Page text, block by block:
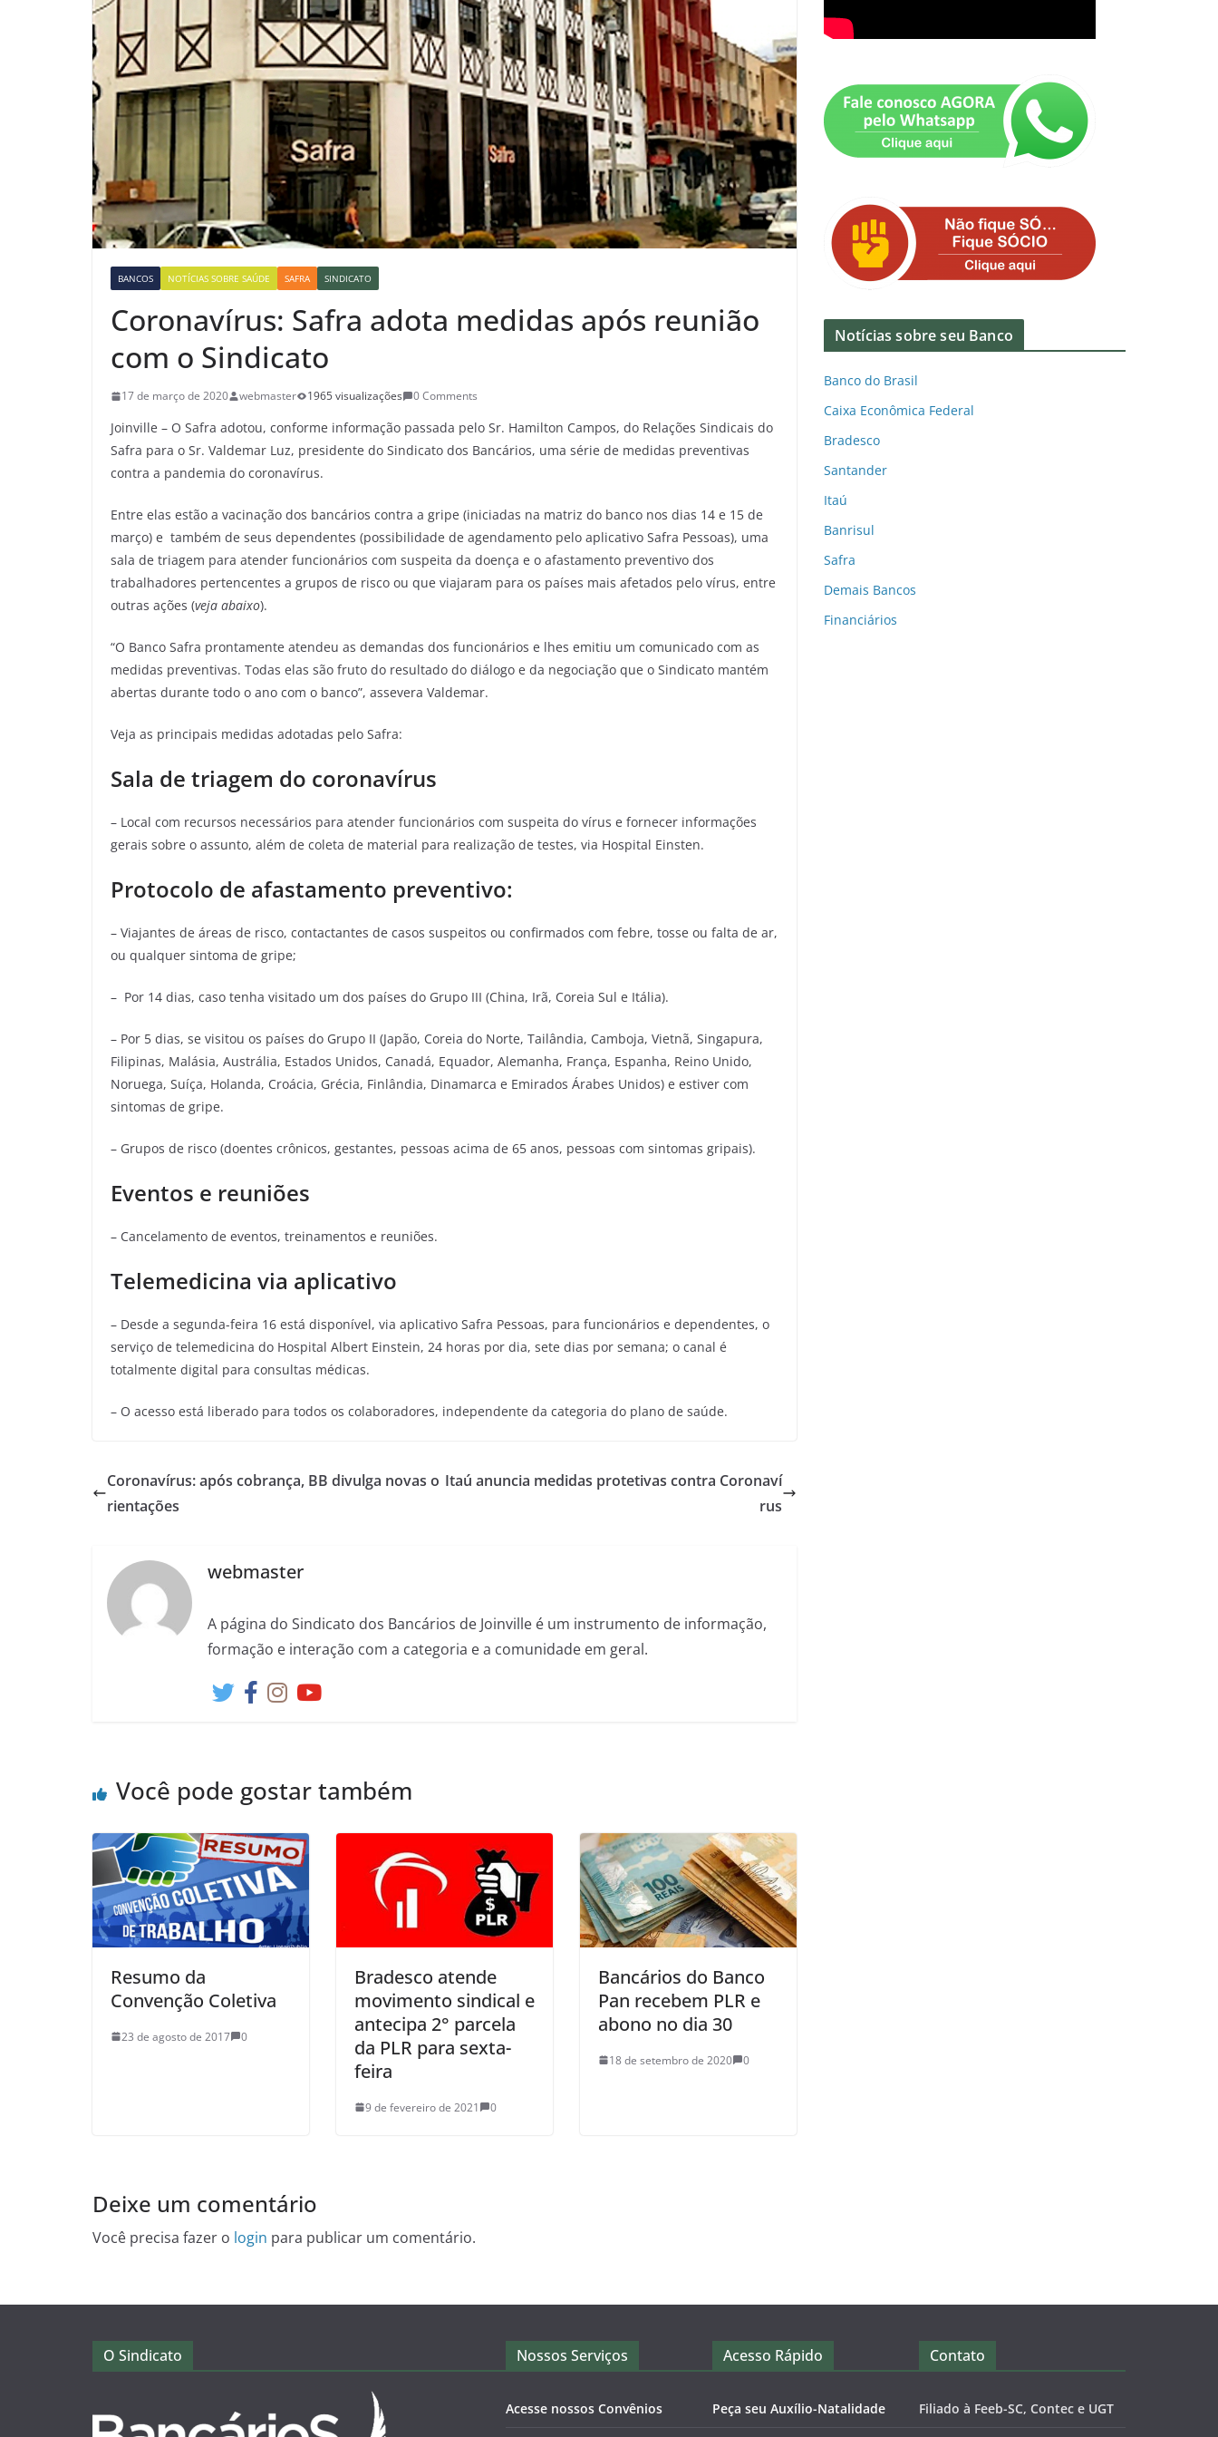
BANCOS NOTÍCIAS SOBRE SAÚDE SAFRA SINDICATO
Coronavírus: Safra adota medidas após reunião
com o Sindicato
17 de março de 2020 webmaster 1965 visualizações 0 Comments
Joinville – O Safra adotou, conforme informação passada pelo Sr. Hamilton Campos, do Relações Sindicais do
Safra para o Sr. Valdemar Luz, presidente do Sindicato dos Bancários, uma série de medidas preventivas
contra a pandemia do coronavírus.
Entre elas estão a vacinação dos bancários contra a gripe (iniciadas na matriz do banco nos dias 14 e 15 de
março) e também de seus dependentes (possibilidade de agendamento pelo aplicativo Safra Pessoas), uma
sala de triagem para atender funcionários com suspeita da doença e o afastamento preventivo dos
trabalhadores pertencentes a grupos de risco ou que viajaram para os países mais afetados pelo vírus, entre
outras ações (veja abaixo).
“O Banco Safra prontamente atendeu as demandas dos funcionários e lhes emitiu um comunicado com as
medidas preventivas. Todas elas são fruto do resultado do diálogo e da negociação que o Sindicato mantém
abertas durante todo o ano com o banco”, assevera Valdemar.
Veja as principais medidas adotadas pelo Safra:
Sala de triagem do coronavírus
– Local com recursos necessários para atender funcionários com suspeita do vírus e fornecer informações
gerais sobre o assunto, além de coleta de material para realização de testes, via Hospital Einsten.
Protocolo de afastamento preventivo:
– Viajantes de áreas de risco, contactantes de casos suspeitos ou confirmados com febre, tosse ou falta de ar,
ou qualquer sintoma de gripe;
– Por 14 dias, caso tenha visitado um dos países do Grupo III (China, Irã, Coreia Sul e Itália).
– Por 5 dias, se visitou os países do Grupo II (Japão, Coreia do Norte, Tailândia, Camboja, Vietnã, Singapura,
Filipinas, Malásia, Austrália, Estados Unidos, Canadá, Equador, Alemanha, França, Espanha, Reino Unido,
Noruega, Suíça, Holanda, Croácia, Grécia, Finlândia, Dinamarca e Emirados Árabes Unidos) e estiver com
sintomas de gripe.
– Grupos de risco (doentes crônicos, gestantes, pessoas acima de 65 anos, pessoas com sintomas gripais).
Eventos e reuniões
– Cancelamento de eventos, treinamentos e reuniões.
Telemedicina via aplicativo
– Desde a segunda-feira 16 está disponível, via aplicativo Safra Pessoas, para funcionários e dependentes, o
serviço de telemedicina do Hospital Albert Einstein, 24 horas por dia, sete dias por semana; o canal é
totalmente digital para consultas médicas.
– O acesso está liberado para todos os colaboradores, independente da categoria do plano de saúde.
Coronavírus: após cobrança, BB divulga novas o
rientações
Itaú anuncia medidas protetivas contra Coronaví
rus
webmaster
A página do Sindicato dos Bancários de Joinville é um instrumento de informação,
formação e interação com a categoria e a comunidade em geral.
Você pode gostar também
Resumo da
Convenção Coletiva
23 de agosto de 2017 0
Bradesco atende
movimento sindical e
antecipa 2° parcela
da PLR para sexta-
feira
9 de fevereiro de 2021 0
Bancários do Banco
Pan recebem PLR e
abono no dia 30
18 de setembro de 2020 0
Deixe um comentário
Você precisa fazer o login para publicar um comentário.
Notícias sobre seu Banco
Banco do Brasil
Caixa Econômica Federal
Bradesco
Santander
Itaú
Banrisul
Safra
Demais Bancos
Financiários
O Sindicato Nossos Serviços
Acesse nossos Convênios
Acesso Rápido
Peça seu Auxílio-Natalidade
Contato
Filiado à Feeb-SC, Contec e UGT